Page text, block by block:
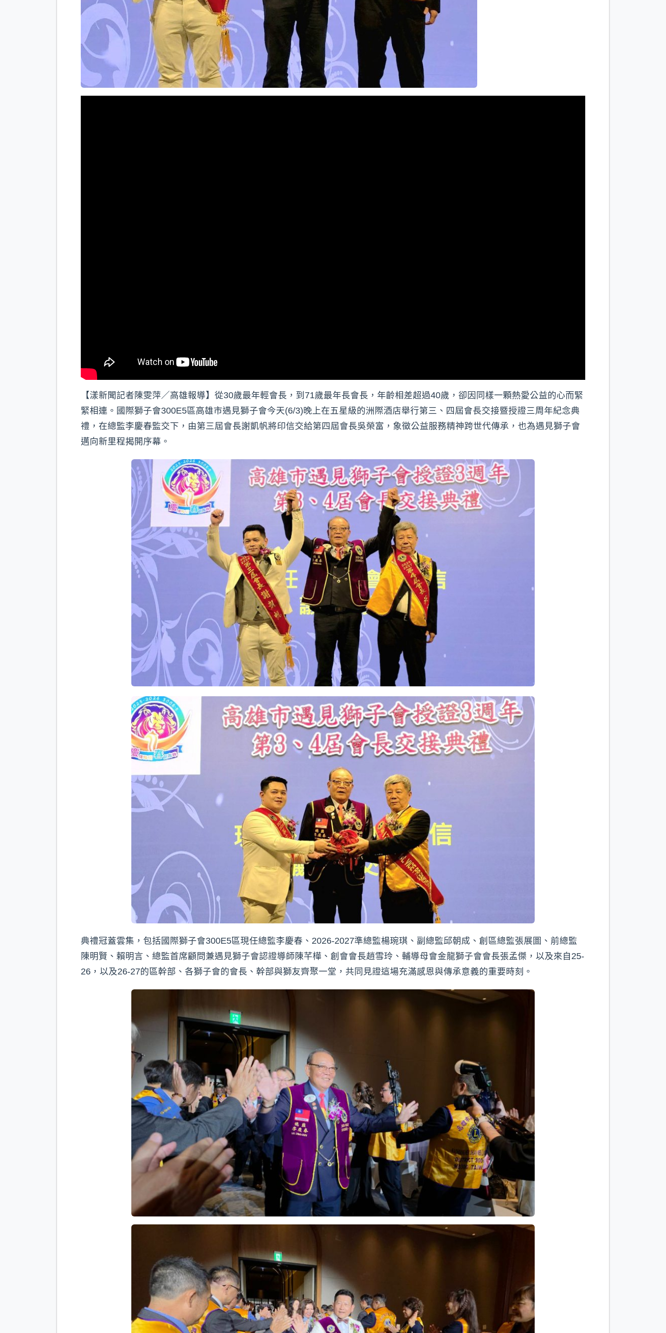
【漾新聞記者陳雯萍／高雄報導】從30歲最年輕會長，到71歲最年長會長，年齡相差超過40歲，卻因同樣一顆熱愛公益的心而緊
緊相連。國際獅子會300E5區高雄市遇見獅子會今天(6/3)晚上在五星級的洲際酒店舉行第三、四屆會長交接暨授證三周年紀念典
禮，在總監李慶春監交下，由第三屆會長謝凱帆將印信交給第四屆會長吳榮富，象徵公益服務精神跨世代傳承，也為遇見獅子會
邁向新里程揭開序幕。
典禮冠蓋雲集，包括國際獅子會300E5區現任總監李慶春、2026-2027準總監楊琬琪、副總監邱朝成、創區總監張展圖、前總監
陳明賢、賴明言、總監首席顧問兼遇見獅子會認證導師陳芊樺、創會會長趙雪玲、輔導母會金龍獅子會會長張孟傑，以及來自25-
26，以及26-27的區幹部、各獅子會的會長、幹部與獅友齊聚一堂，共同見證這場充滿感恩與傳承意義的重要時刻。